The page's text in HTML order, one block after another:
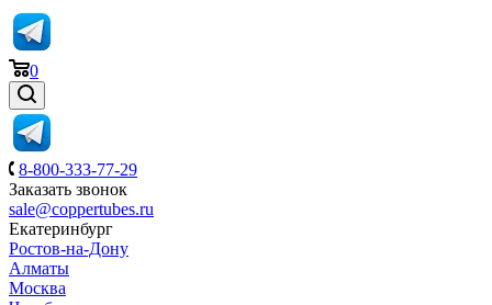
0
8-800-333-77-29
Заказать звонок
sale@coppertubes.ru
Екатеринбург
Ростов-на-Дону
Алматы
Москва